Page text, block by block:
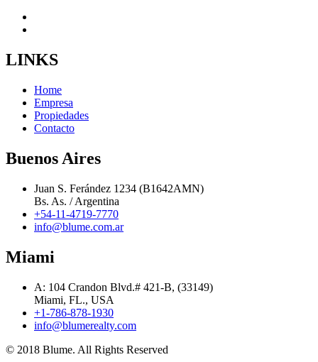
LINKS
Home
Empresa
Propiedades
Contacto
Buenos Aires
Juan S. Ferández 1234 (B1642AMN)
Bs. As. / Argentina
+54-11-4719-7770
info@blume.com.ar
Miami
A: 104 Crandon Blvd.# 421-B, (33149)
Miami, FL., USA
+1-786-878-1930
info@blumerealty.com
© 2018 Blume. All Rights Reserved